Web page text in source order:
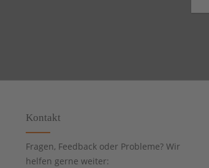
Kontakt
Fragen, Feedback oder Probleme? Wir
helfen gerne weiter: